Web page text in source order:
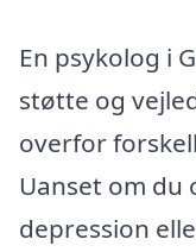
En psykolog i
støtte og
overfor
Uanset om du
depression